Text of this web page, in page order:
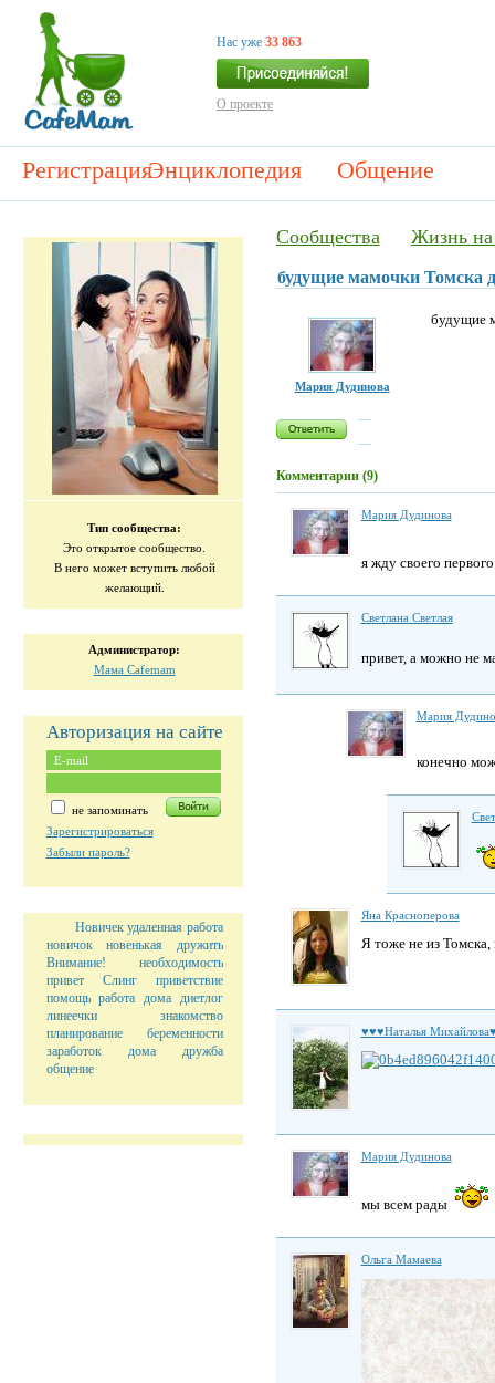
Нас уже 33 863
О проекте
РегистрацияЭнциклопедия Общение
Тип сообщества:
Это открытое сообщество.
В него может вступить любой
желающий.
Администратор:
Мама Cafemam
Авторизация на сайте
не запоминать
Зарегистрироваться
Забыли пароль?
Новичек удаленная работа
новичок
новенькая
дружить
Внимание!
необходимость
привет
Слинг
приветствие
помощь работа дома диетлог
линеечки
знакомство
планирование беременности
заработок дома
дружба
общение
Сообщества Жизнь
будущие мамочки Томска
Мария Дудинова
будущие
Комментарии (9)
Мария Дудинова
я жду своего
Светлана Светлая
привет, а можно не
Мария
конечно
Яна Красноперова
Я тоже не из
♥♥♥Наталья
Мария Дудинова
мы всем рады
Ольга Мамаева